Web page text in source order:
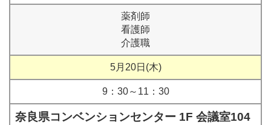
薬剤師
看護師
介護職
5月20日(木)
9：30～11：30
奈良県コンベンションセンター 1F 会議室104